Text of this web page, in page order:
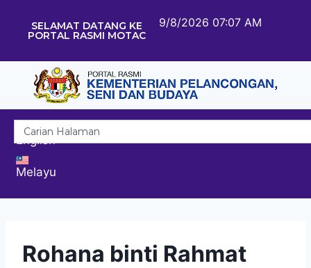
SELAMAT DATANG KE
PORTAL RASMI MOTAC
9/8/2026 07:07 AM
English
Melayu
Rohana binti Rahmat